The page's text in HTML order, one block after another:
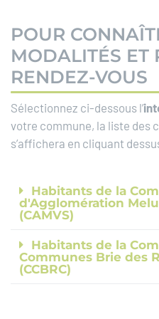
POUR
MODALITÉS ET
RENDEZ-VOUS
Sélectionnez ci-dessous l’
votre commune, la liste des
s’affichera en cliquant
Habitants de la
d'Agglomération
(CAMVS)
Habitants de la
Communes Brie des
(CCBRC)